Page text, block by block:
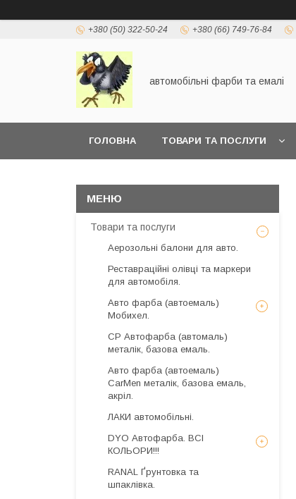
+380 (50) 322-50-24 +380 (66) 749-76-84
автомобільні фарби та емалі
ГОЛОВНА ТОВАРИ ТА ПОСЛУГИ
Товари та послуги
Аерозольні балони для авто.
Реставраційні олівці та маркери
для автомобіля.
Авто фарба (автоемаль)
Мобихел.
CP Автофарба (автомаль)
металік, базова емаль.
Авто фарба (автоемаль)
CarMen металік, базова емаль,
акріл.
ЛАКИ автомобільні.
DYO Автофарба. ВСІ
КОЛЬОРИ!!!
RANAL Ґрунтовка та
шпаклівка.